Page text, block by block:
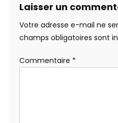
Laisser un
Votre adresse e-mail ne
champs obligatoires sont
Commentaire *